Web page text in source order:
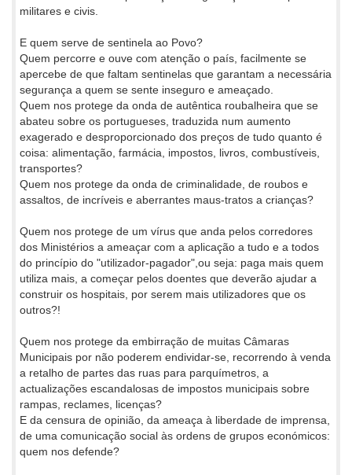
militares e civis.
E quem serve de sentinela ao Povo?
Quem percorre e ouve com atenção o país, facilmente se
apercebe de que faltam sentinelas que garantam a necessária
segurança a quem se sente inseguro e ameaçado.
Quem nos protege da onda de autêntica roubalheira que se
abateu sobre os portugueses, traduzida num aumento
exagerado e desproporcionado dos preços de tudo quanto é
coisa: alimentação, farmácia, impostos, livros, combustíveis,
transportes?
Quem nos protege da onda de criminalidade, de roubos e
assaltos, de incríveis e aberrantes maus-tratos a crianças?
Quem nos protege de um vírus que anda pelos corredores
dos Ministérios a ameaçar com a aplicação a tudo e a todos
do princípio do "utilizador-pagador",ou seja: paga mais quem
utiliza mais, a começar pelos doentes que deverão ajudar a
construir os hospitais, por serem mais utilizadores que os
outros?!
Quem nos protege da embirração de muitas Câmaras
Municipais por não poderem endividar-se, recorrendo à venda
a retalho de partes das ruas para parquímetros, a
actualizações escandalosas de impostos municipais sobre
rampas, reclames, licenças?
E da censura de opinião, da ameaça à liberdade de imprensa,
de uma comunicação social às ordens de grupos económicos:
quem nos defende?